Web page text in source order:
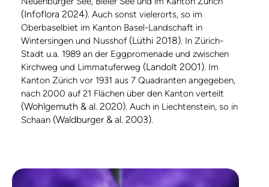
(Infoflora 2024). Auch sonst vielerorts, so im
Oberbaselbiet im Kanton Basel-Landschaft in
Wintersingen und Nusshof (Lüthi 2018). In Zürich-
Stadt u.a. 1989 an der Eggpromenade und zwischen
Kirchweg und Limmatuferweg (Landolt 2001). Im
Kanton Zürich vor 1931 aus 7 Quadranten angegeben,
nach 2000 auf 21 Flächen über den Kanton verteilt
(Wohlgemuth & al. 2020). Auch in Liechtenstein, so in
Schaan (Waldburger & al. 2003).